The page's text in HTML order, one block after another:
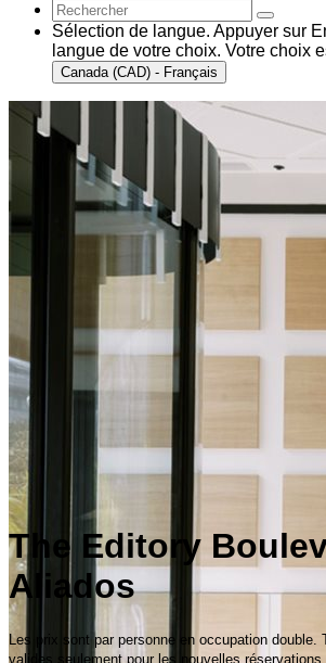
Sélection de langue. Appuyer sur
langue de votre choix. Votre choix
Canada (CAD) - Français
The Editory
Aliados
Les prix sont par personne en occupation double.
valides seulement pour les nouvelles